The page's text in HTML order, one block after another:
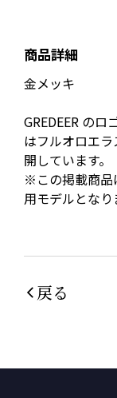
商品詳細
金メッキ
GREDEER の
はフルオロエ
開しています。
※この掲載商
用モデルとなり
戻る